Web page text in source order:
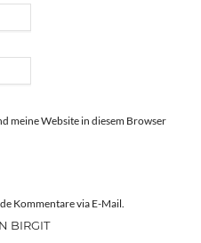
meine Website in diesem Browser
Kommentare via E-Mail.
BIRGIT